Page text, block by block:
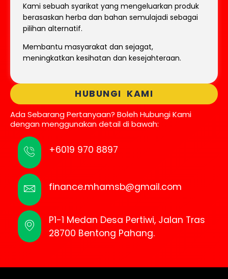
Kami sebuah syarikat yang mengeluarkan produk
berasaskan herba dan bahan semulajadi sebagai
pilihan alternatif.
Membantu masyarakat dan sejagat,
meningkatkan kesihatan dan kesejahteraan.
HUBUNGI KAMI
Ada Sebarang Pertanyaan? Boleh Hubungi Kami
dengan menggunakan detail di bawah:
+6019 970 8897
finance.mhamsb@gmail.com
P1-1 Medan Desa Pertiwi, Jalan Tras
28700 Bentong Pahang.